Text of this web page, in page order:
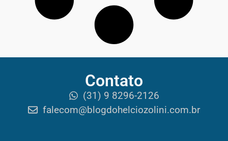
Contato
(31) 9 8296-2126
falecom@blogdohelciozolini.com.br